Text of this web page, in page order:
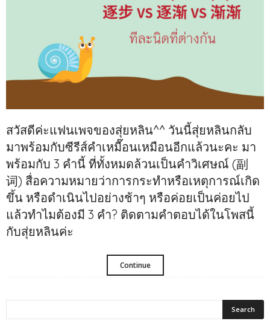
สวัสดีค่ะแฟนเพจของสุ่ยหลิน^^ วันนี้สุ่ยหลินกลับ
มาพร้อมกับซีรีส์คำเหมื๊อนเหมือนอีกแล้วนะคะ มา
พร้อมกับ 3 คำนี้ ที่ทั้งหมดล้วนเป็นคำวิเศษณ์ (副
词) สื่อความหมายว่าการกระทำหรือเหตุการณ์เกิด
ขึ้น หรือดำเนินไปอย่างช้าๆ หรือค่อยเป็นค่อยไป
แล้วทำไมต้องมี 3 คำ? ติดตามคำตอบได้ในโพสนี้
กับสุ่ยหลินค่ะ
Continue